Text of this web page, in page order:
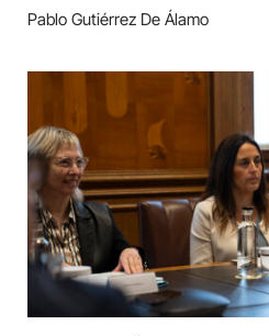
Pablo Gutiérrez De Álamo